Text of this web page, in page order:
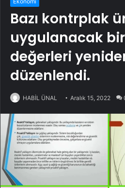
Bazı kontrplak
uygulanacak
değerleri
düzenlendi.
HABİL ÜNAL Aralık 15, 2022